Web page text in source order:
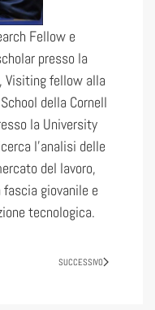
Fellow e
presso la
Visiting fellow alla
della Cornell
la University
l’analisi delle
del lavoro,
giovanile e
tecnologica.
SUCCESSIVO